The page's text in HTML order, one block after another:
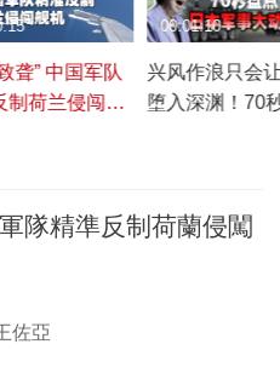
聋” 中国军队
制荷兰侵闯舰
兴风作浪只会
堕入深渊！70
00:01:10
隊精準反制荷蘭侵闖
佐亞